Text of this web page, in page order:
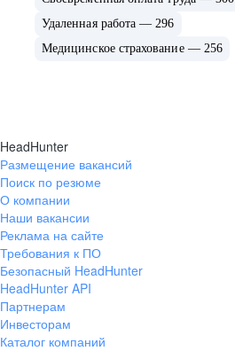
Удаленная работа — 296
Медицинское страхование — 256
HeadHunter
Размещение вакансий
Поиск по резюме
О компании
Наши вакансии
Реклама на сайте
Требования к ПО
Безопасный HeadHunter
HeadHunter API
Партнерам
Инвесторам
Каталог компаний